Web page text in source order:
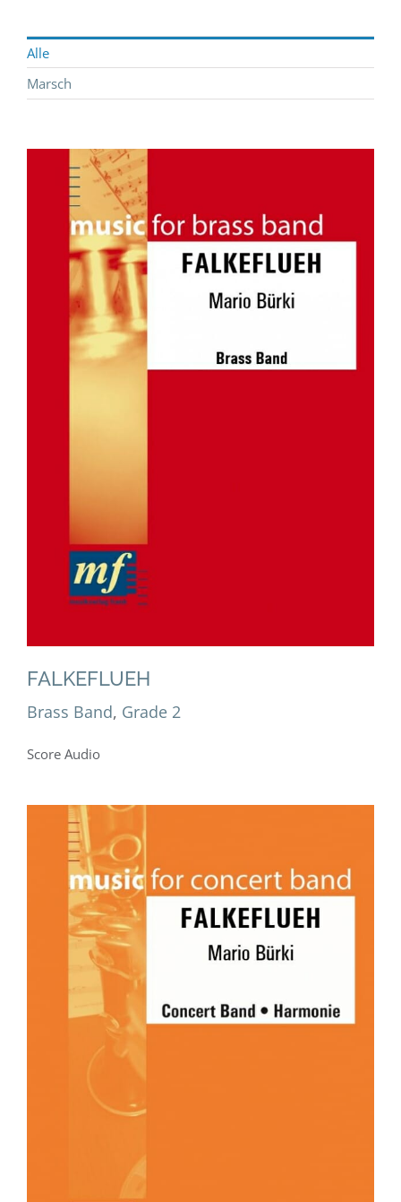
Alle
Marsch
FALKEFLUEH
Brass Band, Grade 2
Score Audio